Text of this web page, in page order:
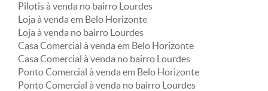
Pilotis à venda no bairro Lourdes
Loja à venda em Belo Horizonte
Loja à venda no bairro Lourdes
Casa Comercial à venda em Belo Horizonte
Casa Comercial à venda no bairro Lourdes
Ponto Comercial à venda em Belo Horizonte
Ponto Comercial à venda no bairro Lourdes